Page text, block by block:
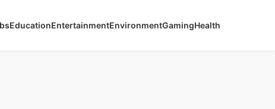
EducationEntertainmentEnvironmentGamingHealth